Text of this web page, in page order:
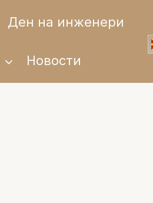
Ден на инженери
Новости